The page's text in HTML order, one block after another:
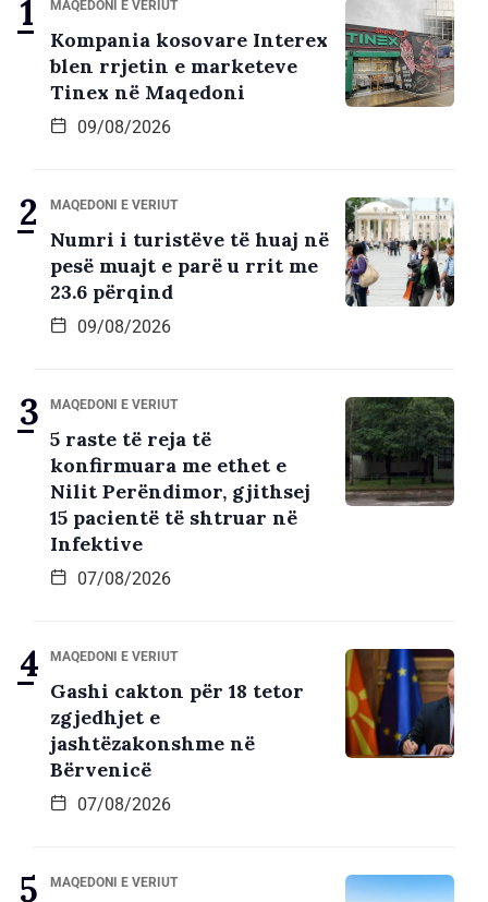
MAQEDONI E VERIUT
Kompania kosovare Interex
blen rrjetin e marketeve
Tinex në Maqedoni
09/08/2026
MAQEDONI E VERIUT
Numri i turistëve të huaj në
pesë muajt e parë u rrit me
23.6 përqind
09/08/2026
MAQEDONI E VERIUT
5 raste të reja të
konfirmuara me ethet e
Nilit Perëndimor, gjithsej
15 pacientë të shtruar në
Infektive
07/08/2026
MAQEDONI E VERIUT
Gashi cakton për 18 tetor
zgjedhjet e
jashtëzakonshme në
Bërvenicë
07/08/2026
MAQEDONI E VERIUT